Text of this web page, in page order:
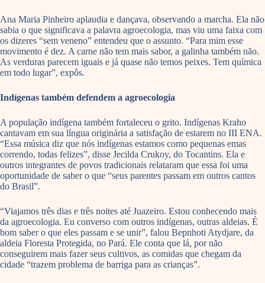
Ana Maria Pinheiro aplaudia e dançava, observando a marcha. Ela não
sabia o que significava a palavra agroecologia, mas viu uma faixa com
os dizeres “sem veneno” entendeu que o assunto. “Para mim esse
movimento é dez. A carne não tem mais sabor, a galinha também não.
As verduras parecem iguais e já quase não temos peixes. Tem química
em todo lugar”, expôs.
Indígenas também defendem a agroecologia
A população indígena também fortaleceu o grito. Indígenas Kraho
cantavam em sua língua originária a satisfação de estarem no III ENA.
“Essa música diz que nós indígenas estamos como pequenas emas
correndo, todas felizes”, disse Jecilda Crukoy, do Tocantins. Ela e
outros integrantes de povos tradicionais relataram que essa foi uma
oportunidade de saber o que “seus parentes passam em outros cantos
do Brasil”.
“Viajamos três dias e três noites até Juazeiro. Estou conhecendo mais
da agroecologia. Eu converso com outros indígenas, outras aldeias. É
bom saber o que eles passam e se unir”, falou Bepnhoti Atydjare, da
aldeia Floresta Protegida, no Pará. Ele conta que lá, por não
conseguirem mais fazer seus cultivos, as comidas que chegam da
cidade “trazem problema de barriga para as crianças”.